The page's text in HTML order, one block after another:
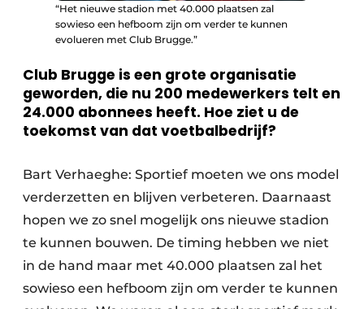
“Het nieuwe stadion met 40.000 plaatsen zal
sowieso een hefboom zijn om verder te kunnen
evolueren met Club Brugge.”
Club Brugge is een grote organisatie
geworden, die nu 200 medewerkers telt en
24.000 abonnees heeft. Hoe ziet u de
toekomst van dat voetbalbedrijf?
Bart Verhaeghe: Sportief moeten we ons model
verderzetten en blijven verbeteren. Daarnaast
hopen we zo snel mogelijk ons nieuwe stadion
te kunnen bouwen. De timing hebben we niet
in de hand maar met 40.000 plaatsen zal het
sowieso een hefboom zijn om verder te kunnen